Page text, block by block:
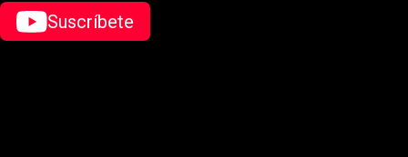
Suscríbete
abre en nueva pestaña